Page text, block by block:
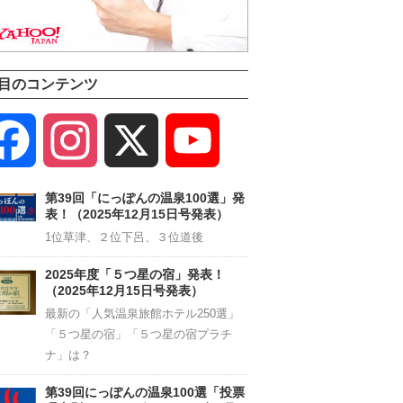
のコンテンツ
Facebook Instagram
Channel
第39回「にっぽんの温泉100選」発
表！（2025年12月15日号発表）
1位草津、２位下呂、３位道後
2025年度「５つ星の宿」発表！
（2025年12月15日号発表）
最新の「人気温泉旅館ホテル250選」
「５つ星の宿」「５つ星の宿プラチ
ナ」は？
第39回にっぽんの温泉100選「投票